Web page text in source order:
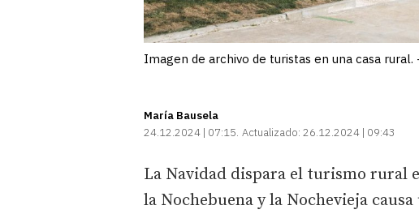
Imagen de archivo de turistas en una casa rural.
María Bausela
24.12.2024 | 07:15 Actualizado: 26.12.2024 | 09:43
La Navidad dispara el turismo rural
la Nochebuena y la Nochevieja